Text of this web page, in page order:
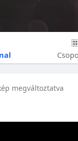
megváltoztatva